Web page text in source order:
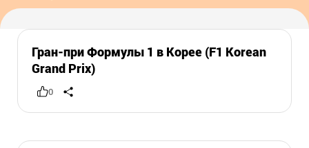
Гран-при Формулы 1 в Корее (F1 Korean
Grand Prix)
0